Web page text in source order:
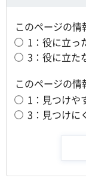
このページの情
1：役に立っ
3：役に立た
このページの情
1：見つけや
3：見つけに